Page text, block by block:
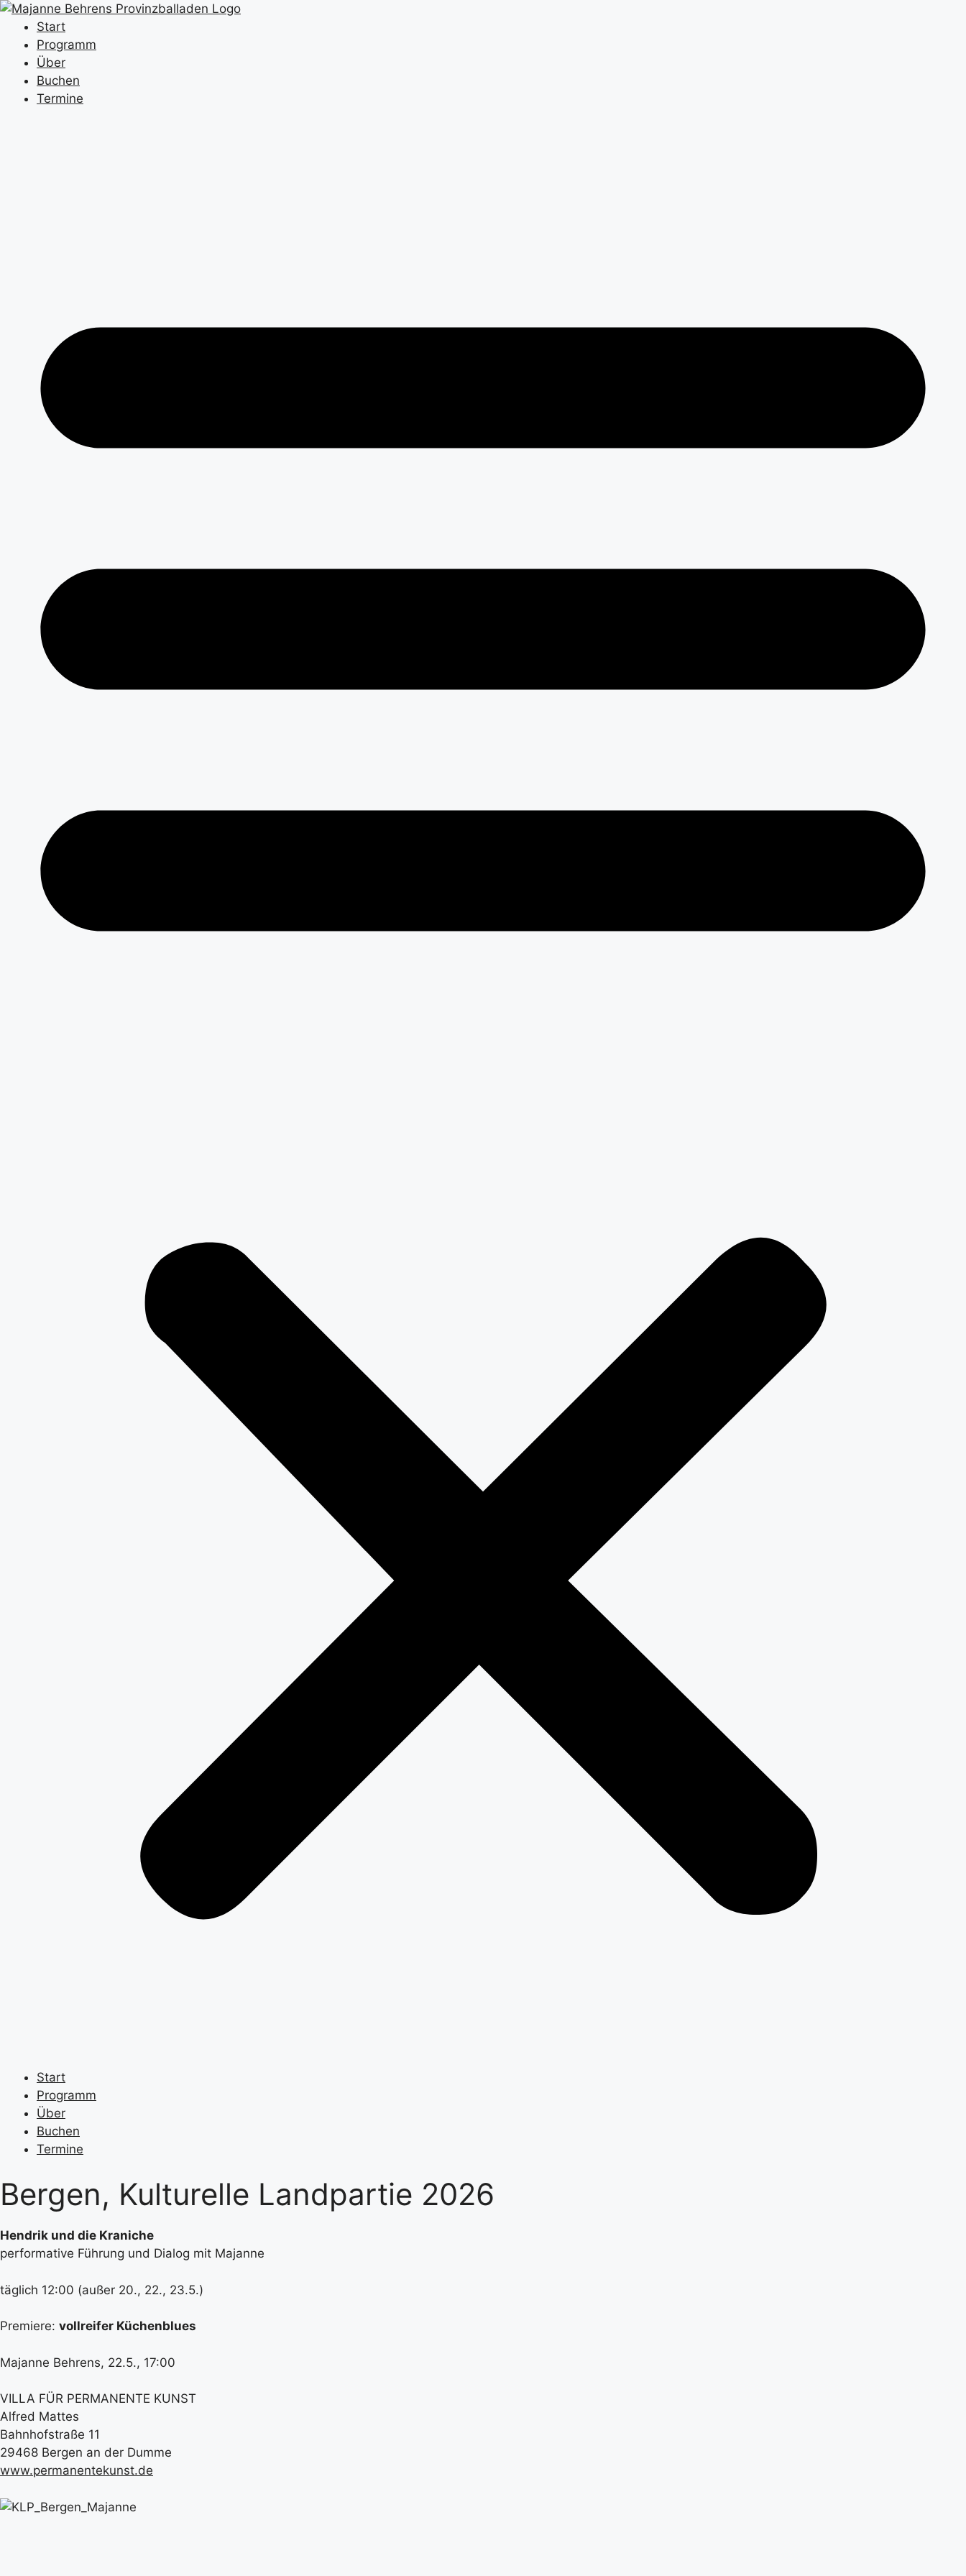
Zum
Inhalt
springen
Start
Programm
Über
Buchen
Termine
Start
Programm
Über
Buchen
Termine
Bergen, Kulturelle Landpartie 2026
Hendrik und die Kraniche
performative Führung und Dialog mit Majanne
täglich 12:00 (außer 20., 22., 23.5.)
Premiere: vollreifer Küchenblues
Majanne Behrens, 22.5., 17:00
VILLA FÜR PERMANENTE KUNST​
Alfred Mattes
Bahnhofstraße 11
29468 Bergen an der Dumme
www.permanentekunst.de